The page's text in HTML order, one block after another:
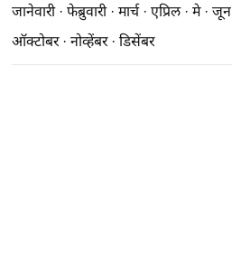
जानेवारी·फेब्रुवारी·मार्च·एप्रिल·मे·जून
ऑक्टोबर·नोव्हेंबर·डिसेंबर